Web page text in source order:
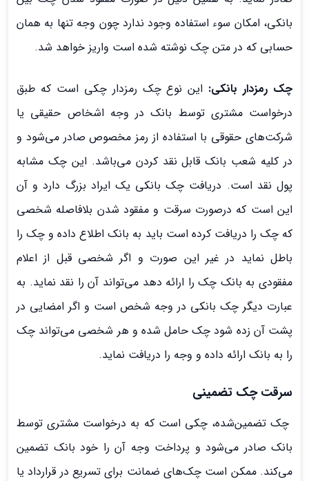
بانکی، امکان سوء استفاده وجود ندارد چون وجه تنها به همان
حسابی که در متن چک نوشته شده است واریز خواهد شد.
چک رمزدار بانکی: این نوع چک رمزدار چکی است که طبق
درخواست مشتری توسط بانک در وجه اشخاص حقیقی یا
شرکت‌های حقوقی با استفاده از رمز مخصوص صادر می­‌شود­ و
در کلیه شعب بانک قابل نقد کردن می‌باشد. این چک مشابه
پول نقد است. دریافت چک بانکی یک ایراد بزرگ دارد و آن
این است که درصورت سرقت و مفقود شدن بلافاصله شخصی
که چک را دریافت کرده است باید به بانک اطلاع داده و چک را
باطل نماید در غیر این صورت و اگر شخصی قبل از اعلام
مفقودی به بانک چک را ارائه دهد می‌تواند آن را نقد نماید. به
عبارت دیگر چک بانکی در وجه شخص است و اگر امضایی در
پشت آن زده شود چک حامل شده و هر شخصی می‌تواند چک
را به بانک ارائه داده و وجه را دریافت نماید.
سرقت چک تضمینی
چک تضمین‌شده، چکی است که به درخواست مشتری توسط
بانک صادر می­‌شود و پرداخت وجه آن را خود بانک تضمین
می­‌کند. ممکن است چک‌های ضمانت برای تسریع در قرارداد یا